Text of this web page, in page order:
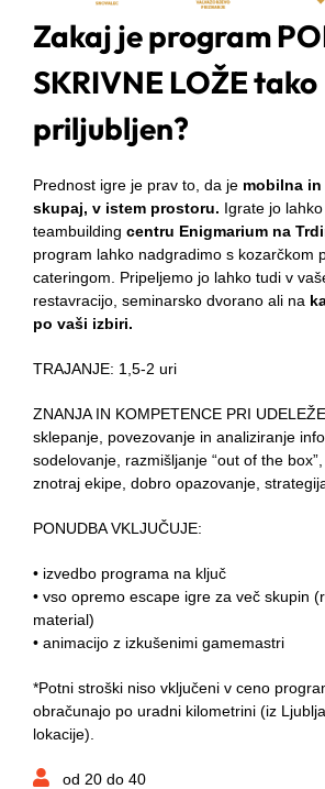
Zakaj je program
SKRIVNE LOŽE tako
priljubljen?
Prednost igre je prav to, da je mobilna
skupaj, v istem prostoru. Igrate jo
teambuilding centru Enigmarium na
program lahko nadgradimo s kozarčkom
cateringom. Pripeljemo jo lahko tudi v
restavracijo, seminarsko dvorano ali na
po vaši izbiri.
TRAJANJE: 1,5-2 uri
ZNANJA IN KOMPETENCE PRI
sklepanje, povezovanje in analiziranje
sodelovanje, razmišljanje “out of the
znotraj ekipe, dobro opazovanje,
PONUDBA VKLJUČUJE:
• izvedbo programa na ključ
• vso opremo escape igre za več skupin
material)
• animacijo z izkušenimi gamemastri
*Potni stroški niso vključeni v ceno
obračunajo po uradni kilometrini (iz
lokacije).
od 20 do 40